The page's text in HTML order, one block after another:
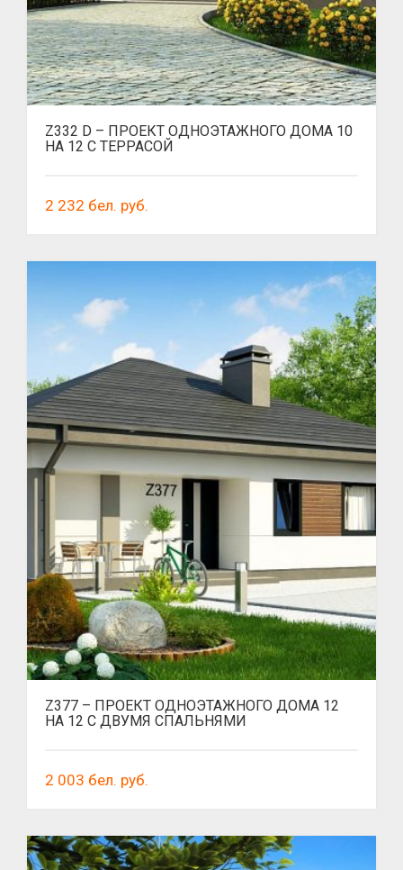
Z332 D – ПРОЕКТ ОДНОЭТАЖНОГО ДОМА 10
НА 12 С ТЕРРАСОЙ
2 232 бел. руб.
Z377 – ПРОЕКТ ОДНОЭТАЖНОГО ДОМА 12
НА 12 С ДВУМЯ СПАЛЬНЯМИ
2 003 бел. руб.